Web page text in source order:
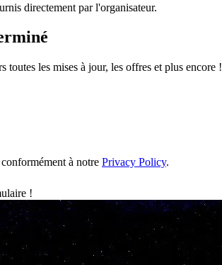
directement par l'organisateur.
toutes les mises à jour, les offres et plus encore !
à notre Privacy Policy.
!